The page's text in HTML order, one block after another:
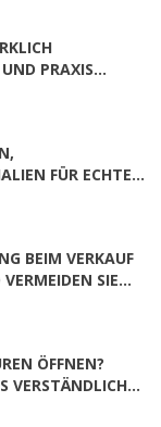
PRAXIS
FÜR ECHTEN
BEIM VERKAUF
SIE
ÖFFNEN?
VERSTÄNDLICH